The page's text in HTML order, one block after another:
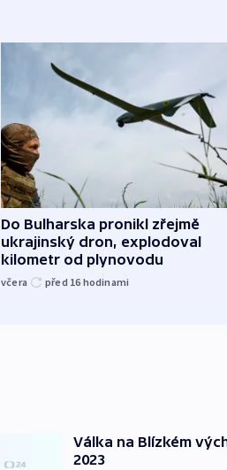
Do Bulharska pronikl zřejmě
ukrajinský dron, explodoval
kilometr od plynovodu
včera před 16 hodinami
Válka na Blízkém
2023